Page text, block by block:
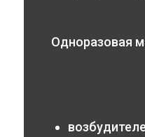
Одноразовая